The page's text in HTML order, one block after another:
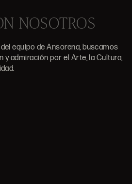
NOSOTROS
equipo de Ansorena, buscamos
y admiración por el Arte, la Cultura,